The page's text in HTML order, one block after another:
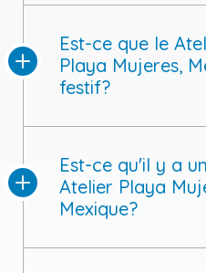
Est-ce que le
Playa Mujeres,
festif?
Est-ce qu'il y a
Atelier Playa
Mexique?